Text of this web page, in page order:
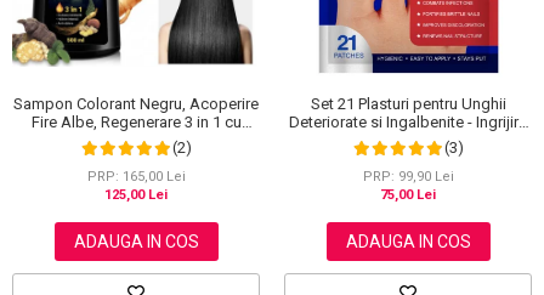
Sampon Colorant Negru, Acoperire
Fire Albe, Regenerare 3 in 1 cu
Ghimbir, 500 ml
(2)
PRP: 165,00 Lei
125,00 Lei
ADAUGA IN COS
Set 21 Plasturi pentru Unghii
Deteriorate si Ingalbenite - Ingrijire
Nocturna si Protectie
(3)
PRP: 99,90 Lei
75,00 Lei
ADAUGA IN COS